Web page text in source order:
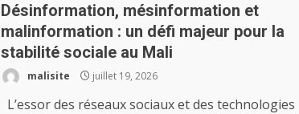
Désinformation, mésinformation et
malinformation : un défi majeur pour la
stabilité sociale au Mali
malisite juillet 19, 2026
L’essor des réseaux sociaux et des technologies